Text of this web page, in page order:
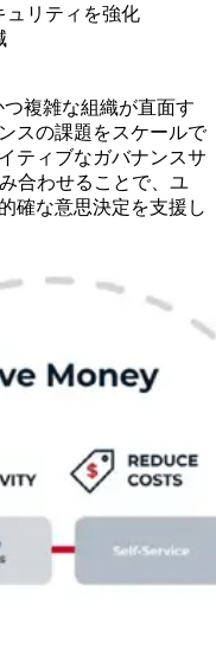
ュリティを強化
つ複雑な組織が直面す
スの課題をスケールで
ティブなガバナンスサ
合わせることで、ユ
確な意思決定を支援し